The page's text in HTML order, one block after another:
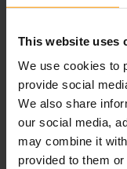
This website uses
We use cookies to
provide social
We also share
our social media,
may combine it
provided to them